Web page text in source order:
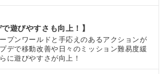
制御不能の力
発動リンク効果】 ※発動条件あり
気力+1
で遊びやすさも向上！】
プンワールドと手応えのあるアクションが
デで移動改善や日々のミッション難易度緩
に遊びやすさが向上！